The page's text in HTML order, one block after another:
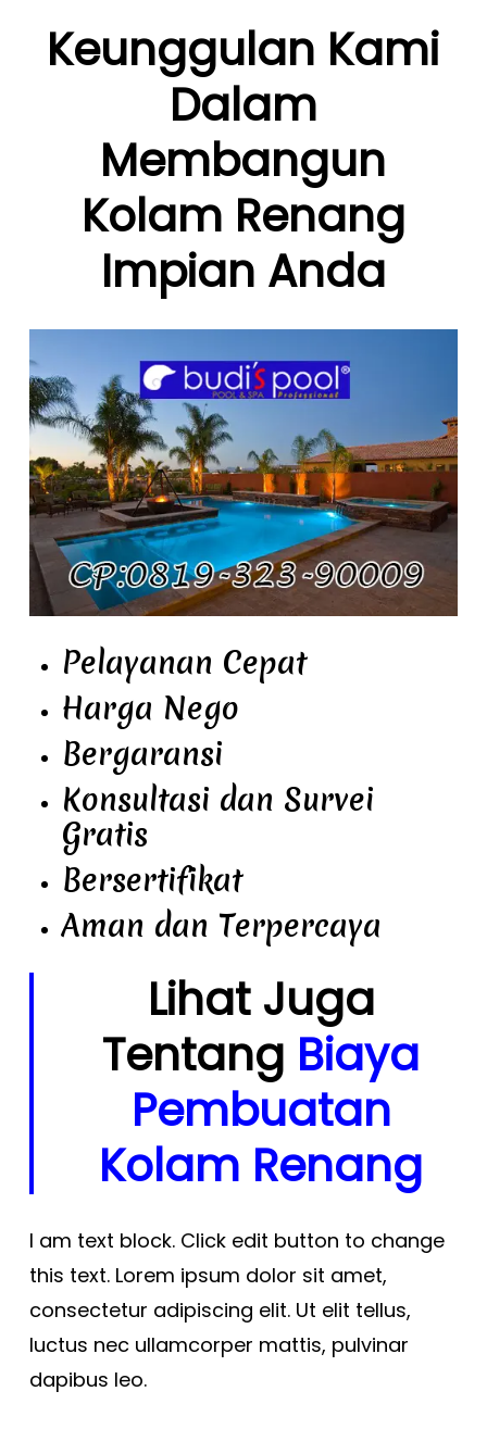
Keunggulan Kami
Dalam
Membangun
Kolam Renang
Impian Anda
Pelayanan Cepat
Harga Nego
Bergaransi
Konsultasi dan Survei
Gratis
Bersertifikat
Aman dan Terpercaya
Lihat Juga
Tentang Biaya
Pembuatan
Kolam Renang
I am text block. Click edit button to change
this text. Lorem ipsum dolor sit amet,
consectetur adipiscing elit. Ut elit tellus,
luctus nec ullamcorper mattis, pulvinar
dapibus leo.